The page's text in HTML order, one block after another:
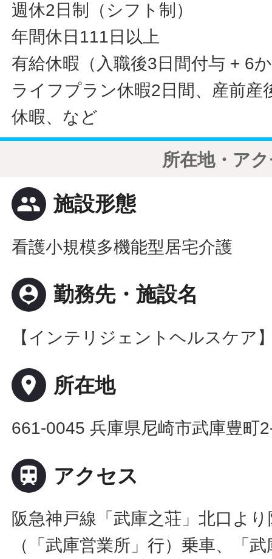
週休2日制（シフト制）
年間休日111日以上
有給休暇（入職後3日間付与 + 6
ライフプラン休暇2日間、産前産
休暇、など
所在地・ア
people 施設形態
看護小規模多機能型居宅介護
person_pin 勤務先・施設名
【インテリジェントヘルスケア
place 所在地
661-0045 兵庫県尼崎市武庫豊町
 アクセス
阪急神戸線「武庫之荘」北口よ
（「武庫営業所」行）乗車、「